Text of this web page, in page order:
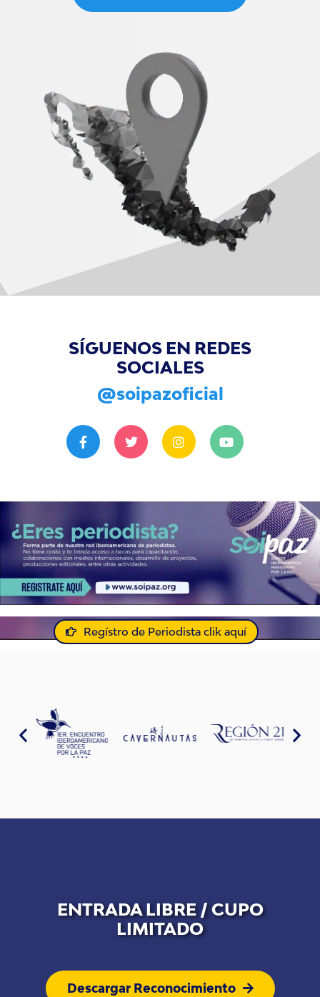
SÍGUENOS EN REDES
SOCIALES
@soipazoficial
Regístro de Periodista clik aquí
ENTRADA LIBRE / CUPO
LIMITADO
Descargar Reconocimiento